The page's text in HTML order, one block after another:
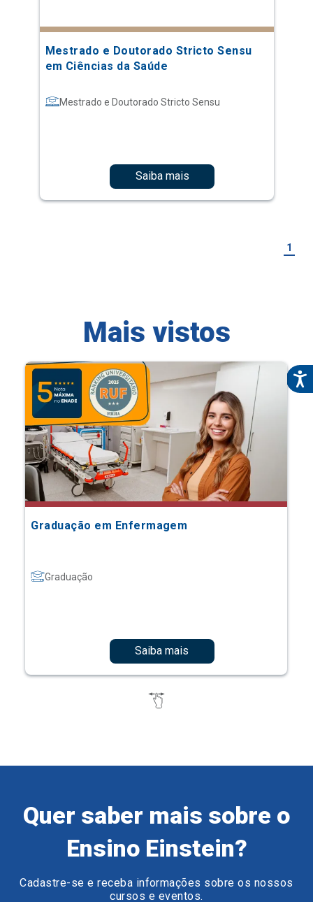
Mestrado e Doutorado Stricto Sensu
em Ciências da Saúde
Mestrado e Doutorado Stricto Sensu
Saiba mais
1
Mais vistos
Graduação em Enfermagem
Graduação
Saiba mais
Quer saber mais sobre o
Ensino Einstein?
Cadastre-se e receba informações sobre os nossos
cursos e eventos.